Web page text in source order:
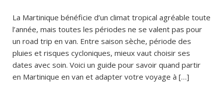
La Martinique bénéficie d’un climat tropical agréable toute
l’année, mais toutes les périodes ne se valent pas pour
un road trip en van. Entre saison sèche, période des
pluies et risques cycloniques, mieux vaut choisir ses
dates avec soin. Voici un guide pour savoir quand partir
en Martinique en van et adapter votre voyage à […]